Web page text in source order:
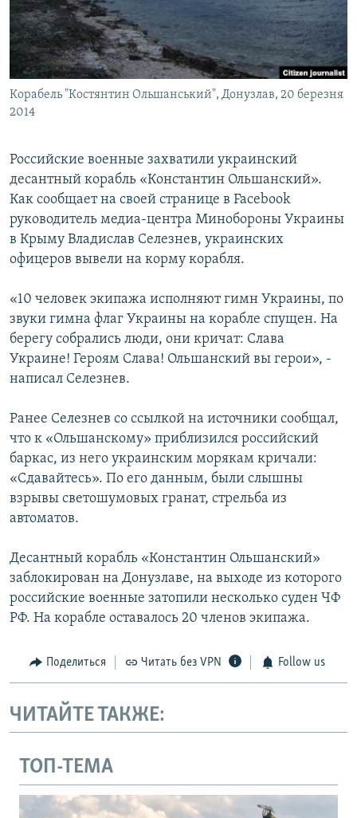
ПОБЕДИТЕЛЕЙ НЕ СУДЯТ?
КРЫМ.НЕПОКОРЕННЫЙ
ELIFBE
УКРАИНСКАЯ ПРОБЛЕМА КРЫМА
ПРИСОЕДИНЯЙТЕСЬ!
Корабель "Костянтин Ольшанський", Донузлав, 20 березня
2014
Российские военные захватили украинский
десантный корабль «Константин Ольшанский».
Как сообщает на своей странице в Facebook
руководитель медиа-центра Минобороны Украины
в Крыму Владислав Селезнев, украинских
офицеров вывели на корму корабля.
«10 человек экипажа исполняют гимн Украины, по
звуки гимна флаг Украины на корабле спущен. На
берегу собрались люди, они кричат: Слава
Украине! Героям Слава! Ольшанский вы герои», -
написал Селезнев.
Ранее Селезнев со ссылкой на источники сообщал,
что к «Ольшанскому» приблизился российский
баркас, из него украинским морякам кричали:
«Сдавайтесь». По его данным, были слышны
взрывы светошумовых гранат, стрельба из
автоматов.
Десантный корабль «Константин Ольшанский»
заблокирован на Донузлаве, на выходе из которого
российские военные затопили несколько суден ЧФ
РФ. На корабле оставалось 20 членов экипажа.
Поделиться Читать без VPN Follow us
ЧИТАЙТЕ ТАКЖЕ:
ТОП-ТЕМА